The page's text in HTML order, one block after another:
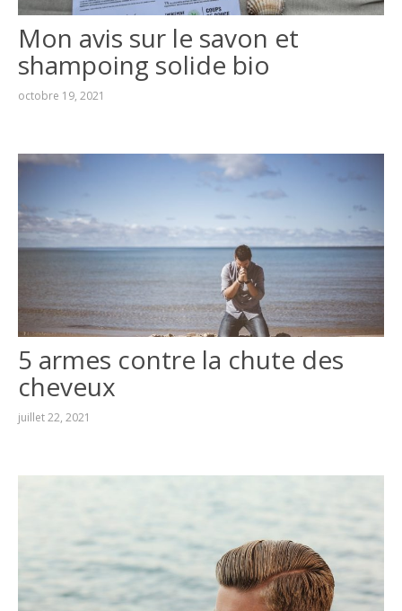
JEAN ADLOFF, UN
LASCAR AU CANADA
DÉJEUNER (OU
DÎNER) CHEZ…
MARCEL
PROUST
MARCEL PROUST :
QUIZZ N°1
MARCEL PROUST :
QUIZZ N°2
MARCEL PROUST :
QUIZZ N°3
MARCEL PROUST :
MARCEL PROUST :
MARCEL PROUST :
QUIZZ N°6
MARCEL PROUST :
QUIZZ N°7
Mon avis sur le savon et
shampoing solide bio
octobre 19, 2021
5 armes contre la chute des
cheveux
juillet 22, 2021